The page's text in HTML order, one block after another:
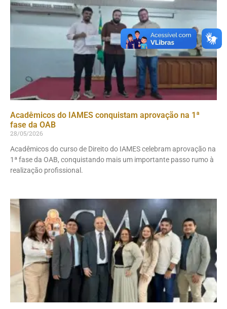
Acadêmicos do IAMES conquistam aprovação na 1ª
fase da OAB
28/05/2026
Acadêmicos do curso de Direito do IAMES celebram aprovação na
1ª fase da OAB, conquistando mais um importante passo rumo à
realização profissional.